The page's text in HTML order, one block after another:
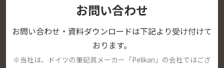
お問い合わせ
お問い合わせ・資料ダウンロードは下記より受け付けて
おります。
※当社は、ドイツの筆記具メーカー「Pelikan」の会社ではござ